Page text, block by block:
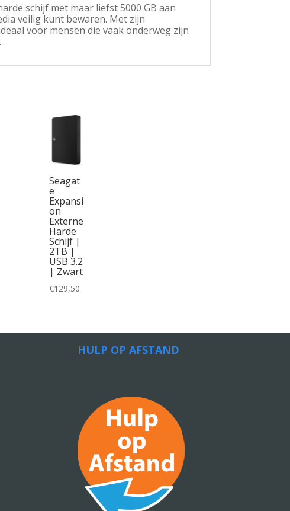
schijf met maar liefst 5000 GB aan
veilig kunt bewaren. Met zijn
voor mensen die vaak onderweg zijn
Seagat
e
Expansi
on
Externe
Harde
Schijf |
2TB |
USB 3.2
| Zwart
€129,50
HULP OP AFSTAND